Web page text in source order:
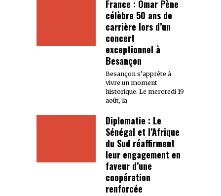
France : Omar Pène
célèbre 50 ans de
carrière lors d’un
concert
exceptionnel à
Besançon
Besançon s’apprête à
vivre un moment
historique. Le mercredi 19
août, la
Diplomatie : Le
Sénégal et l’Afrique
du Sud réaffirment
leur engagement en
faveur d’une
coopération
renforcée